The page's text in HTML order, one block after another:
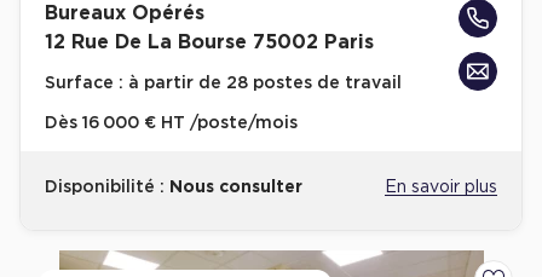
Bureaux Opérés
12 Rue De La Bourse 75002 Paris
Surface : à partir de 28 postes de travail
Dès 16 000 € HT /poste/mois
Disponibilité : Nous consulter En savoir plus